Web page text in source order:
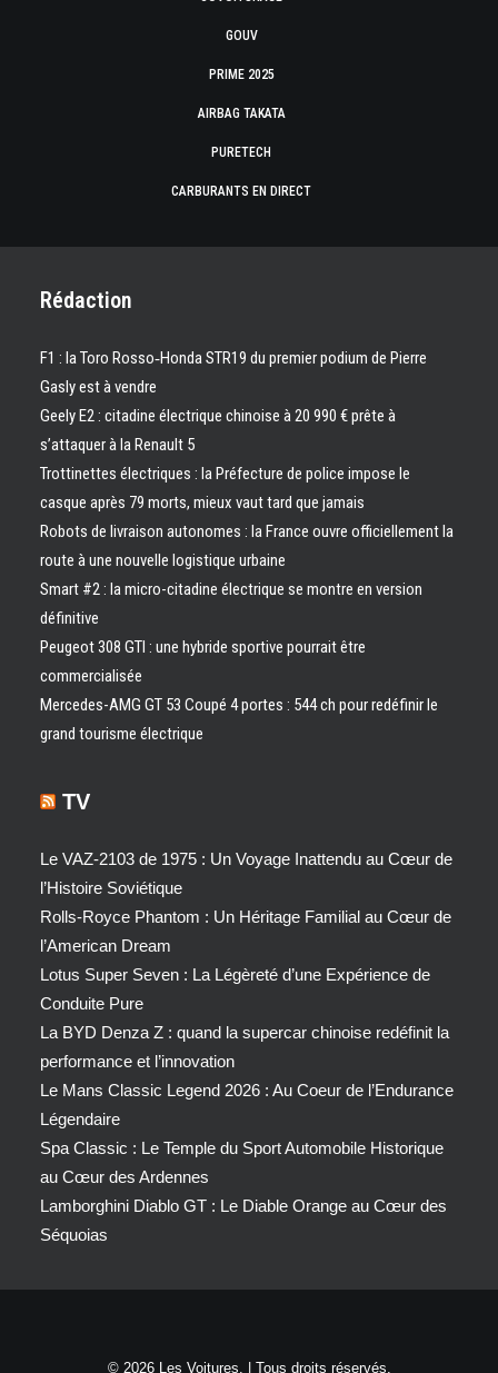
GOUV
PRIME 2025
AIRBAG TAKATA
PURETECH
CARBURANTS EN DIRECT
Rédaction
F1 : la Toro Rosso‑Honda STR19 du premier podium de Pierre
Gasly est à vendre
Geely E2 : citadine électrique chinoise à 20 990 € prête à
s’attaquer à la Renault 5
Trottinettes électriques : la Préfecture de police impose le
casque après 79 morts, mieux vaut tard que jamais
Robots de livraison autonomes : la France ouvre officiellement la
route à une nouvelle logistique urbaine
Smart #2 : la micro-citadine électrique se montre en version
définitive
Peugeot 308 GTI : une hybride sportive pourrait être
commercialisée
Mercedes-AMG GT 53 Coupé 4 portes : 544 ch pour redéfinir le
grand tourisme électrique
TV
Le VAZ-2103 de 1975 : Un Voyage Inattendu au Cœur de
l’Histoire Soviétique
Rolls-Royce Phantom : Un Héritage Familial au Cœur de
l’American Dream
Lotus Super Seven : La Légèreté d’une Expérience de
Conduite Pure
La BYD Denza Z : quand la supercar chinoise redéfinit la
performance et l’innovation
Le Mans Classic Legend 2026 : Au Coeur de l’Endurance
Légendaire
Spa Classic : Le Temple du Sport Automobile Historique
au Cœur des Ardennes
Lamborghini Diablo GT : Le Diable Orange au Cœur des
Séquoias
© 2026 Les Voitures. | Tous droits réservés.